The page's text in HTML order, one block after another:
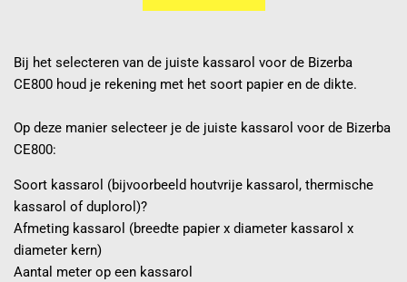
Bij het selecteren van de juiste kassarol voor de Bizerba
CE800 houd je rekening met het soort papier en de dikte.
Op deze manier selecteer je de juiste kassarol voor de Bizerba
CE800:
Soort kassarol (bijvoorbeeld houtvrije kassarol, thermische
kassarol of duplorol)?
Afmeting kassarol (breedte papier x diameter kassarol x
diameter kern)
Aantal meter op een kassarol